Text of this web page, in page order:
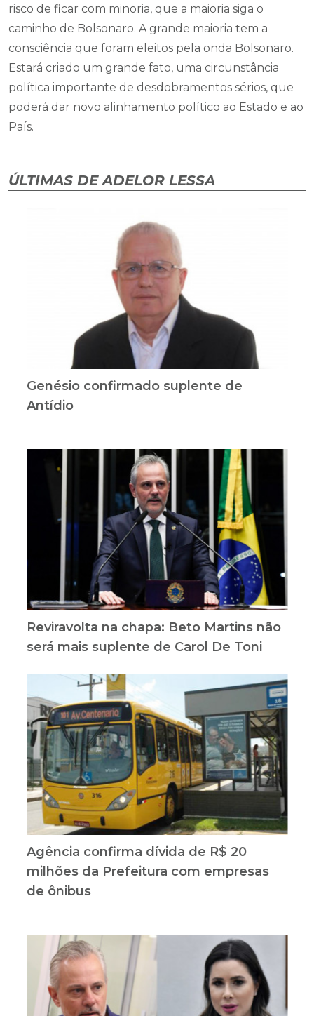
risco de ficar com minoria, que a maioria siga o
caminho de Bolsonaro. A grande maioria tem a
consciência que foram eleitos pela onda Bolsonaro.
Estará criado um grande fato, uma circunstância
política importante de desdobramentos sérios, que
poderá dar novo alinhamento político ao Estado e ao
País.
ÚLTIMAS DE ADELOR LESSA
Genésio confirmado suplente de
Antídio
Reviravolta na chapa: Beto Martins não
será mais suplente de Carol De Toni
Agência confirma dívida de R$ 20
milhões da Prefeitura com empresas
de ônibus